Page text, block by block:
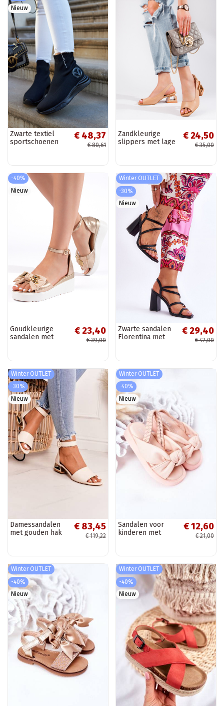
Nieuw
Zwarte textiel
sportschoenen
€ 48,37
€ 80,61
Zandkleurige
slippers met lage
€ 24,50
€ 35,00
-40%
Nieuw
Goudkleurige
sandalen met
€ 23,40
€ 39,00
Winter OUTLET
-30%
Nieuw
Zwarte sandalen
Florentina met
€ 29,40
€ 42,00
Winter OUTLET
-30%
Nieuw
Damessandalen
met gouden hak
€ 83,45
€ 119,22
Winter OUTLET
-40%
Nieuw
Sandalen voor
kinderen met
€ 12,60
€ 21,00
Winter OUTLET
-40%
Nieuw
Winter OUTLET
-40%
Nieuw